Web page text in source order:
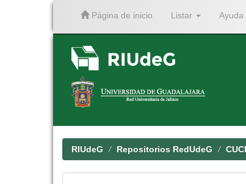
Página de inicio Listar Ayuda
RIUdeG Repositorios RedUdeG